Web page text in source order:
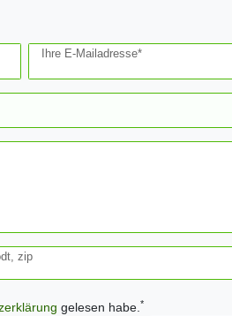
Ihre E-Mailadresse*
zip
gelesen habe.*